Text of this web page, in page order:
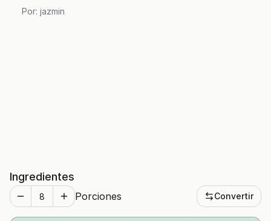
Por: jazmin
Ingredientes
Porciones Convertir